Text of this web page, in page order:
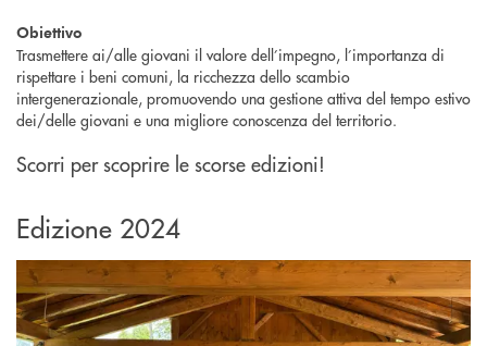
Obiettivo
Trasmettere ai/alle giovani il valore dell’impegno, l’importanza di
rispettare i beni comuni, la ricchezza dello scambio
intergenerazionale, promuovendo una gestione attiva del tempo estivo
dei/delle giovani e una migliore conoscenza del territorio.
Scorri per scoprire le scorse edizioni!
Edizione 2024